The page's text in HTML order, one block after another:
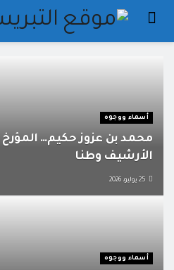
أسماء ووجوه
محمد بن عزوز حكيم…
الأرشيف وطنا
أسماء ووجوه